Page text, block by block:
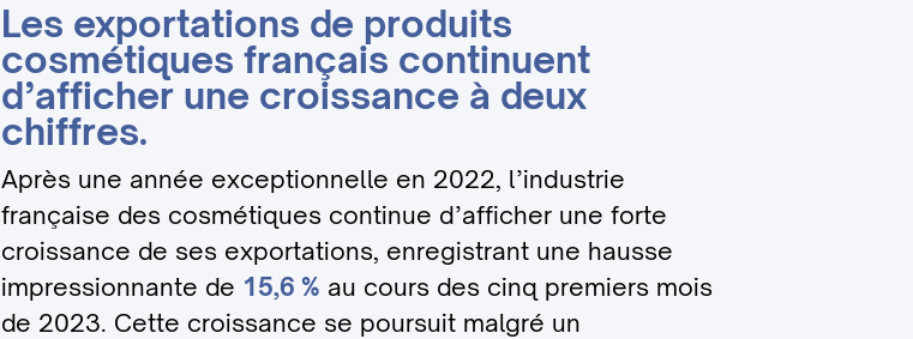
Les exportations de produits
cosmétiques français continuent
d’afficher une croissance à deux
chiffres.
Après une année exceptionnelle en 2022, l’industrie
française des cosmétiques continue d’afficher une forte
croissance de ses exportations, enregistrant une hausse
impressionnante de 15,6 % au cours des cinq premiers mois
de 2023. Cette croissance se poursuit malgré un